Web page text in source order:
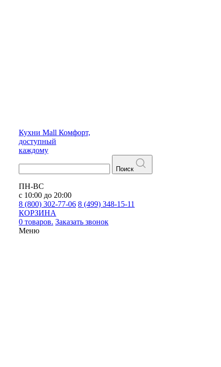
Кухни Mall Комфорт,
доступный
каждому
Поиск
ПН-ВС
с 10:00 до 20:00
8 (800) 302-77-06 8 (499) 348-15-11
КОРЗИНА
0 товаров. Заказать звонок
Меню